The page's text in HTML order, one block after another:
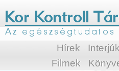
Hírek Interjúk
Filmek